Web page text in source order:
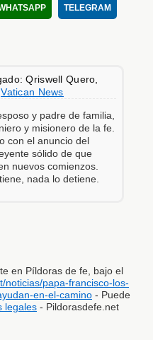
TELEGRAM
Qriswell Quero,
Vatican News
y padre de familia,
y misionero de la fe.
con el anuncio del
sólido de que
nuevos comienzos.
nada lo detiene.
en Píldoras de fe, bajo el
noticias/papa-francisco-los-
en-el-camino - Puede
legales - Pildorasdefe.net